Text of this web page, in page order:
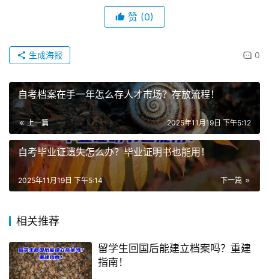
赞 (0)
0
生成海报
自考档案在手一年怎么存人才市场？存放流程！
上一篇 2025年11月19日 下午5:12
自考毕业证遗失怎么办？毕业证明书也能用！
下一篇
2025年11月19日 下午5:14
相关推荐
留学生回国后能建立档案吗？重建
指南！